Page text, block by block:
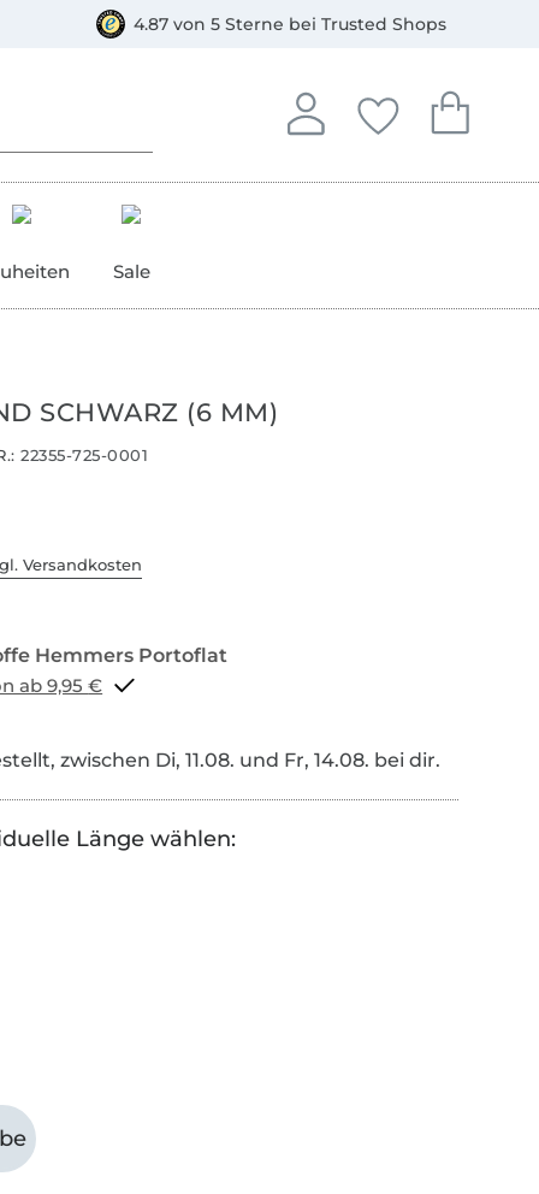
4.87 von 5 Sterne bei Trusted Shops
Anmelden
In deinem Konto
Deine
Du hast keine
Dein
Du hast
Sale
SCHWARZ (6 MM)
22355-725-0001
Versandkosten
Portoflat schon ab 9,95 €
zwischen Di, 11.08. und Fr, 14.08. bei dir.
Länge wählen: